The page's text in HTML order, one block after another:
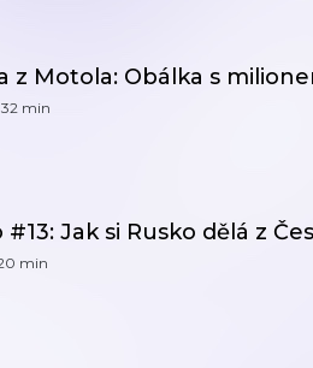
z Motola: Obálka s
32 min
Jak si Rusko dělá z
min